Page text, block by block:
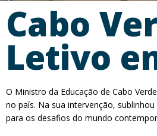
Cabo
Letivo
O Ministro da Educação de Cabo
no país. Na sua intervenção,
para os desafios do mundo